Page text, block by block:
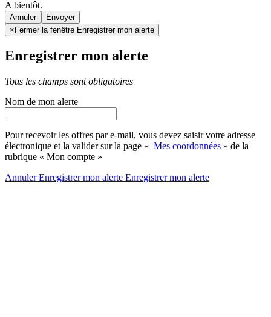
A bientôt.
Annuler
×Fermer la fenêtre Enregistrer mon alerte
Enregistrer mon alerte
Tous les champs sont obligatoires
Nom de mon alerte
Pour recevoir les offres par e-mail, vous devez saisir votre adresse
électronique et la valider sur la page « Mes coordonnées » de la
rubrique « Mon compte »
AnnulerEnregistrer mon alerte Enregistrermon alerte